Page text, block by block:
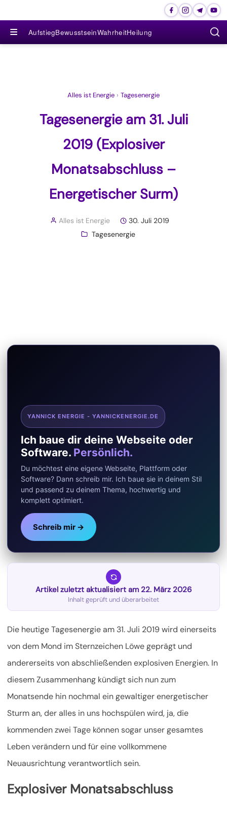
≡ AufstiegBewusstseinWahrheitHeilung
Alles ist Energie › Tagesenergie
Tagesenergie am 31. Juli
2019 (Explosiver
Monatsabschluss –
Energetischer Surm)
Alles ist Energie
30. Juli 2019
Tagesenergie
YANNICK ENERGIE - YANNICKENERGIE.DE
Ich baue dir deine Webseite oder
Software. Persönlich.
Du möchtest eine eigene Webseite, Plattform oder
Software? Dann schreib mir. Ich baue sie in deinem Stil
und passend zu deinem Thema, hochwertig und
komplett optimiert.
Schreib mir →
Artikel zuletzt aktualisiert am 22. März 2026
Inhalt geprüft und überarbeitet
Die heutige Tagesenergie am 31. Juli 2019 wird einerseits
von dem Mond im Sternzeichen Löwe geprägt und
andererseits von abschließenden explosiven Energien. In
diesem Zusammenhang kündigt sich nun zum
Monatsende hin nochmal ein gewaltiger energetischer
Sturm an,der alles in uns hochspülen wird, ja, die
kommenden zwei Tage können sogar unser gesamtes
Leben verändern und für eine vollkommene
Neuausrichtung verantwortlich sein.
Explosiver Monatsabschluss